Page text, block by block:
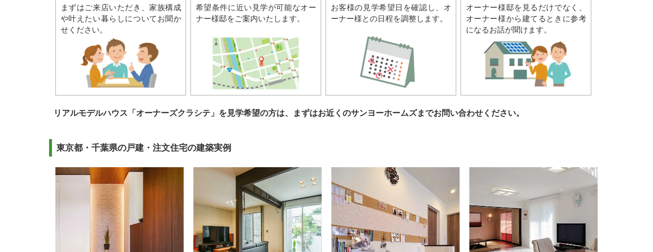
まずはご来店いただき、家族構成
や叶えたい暮らしについてお聞か
せください。
希望条件に近い見学が可能なオー
ナー様邸をご案内いたします。
お客様の見学希望日を確認し、オ
ーナー様との日程を調整します。
オーナー様邸を見るだけでなく、
オーナー様から建てるときに参考
になるお話が聞けます。
リアルモデルハウス「オーナーズクラシテ」を見学希望の方は、まずはお近くのサンヨーホームズまでお問い合わせください。
東京都・千葉県の戸建・注文住宅の建築実例